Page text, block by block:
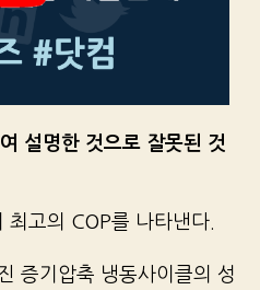
설명한 것으로 잘못된 것
고의 COP를 나타낸다.
증기압축 냉동사이클의 성